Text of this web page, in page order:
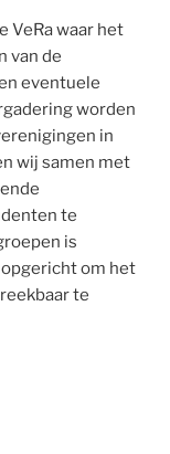
VeRa waar het
van de
eventuele
worden
in
wij samen met
te
is
om het
te